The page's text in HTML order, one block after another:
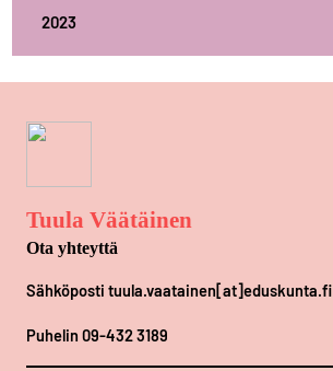
2023
Tuula Väätäinen
Ota yhteyttä
Sähköposti tuula.vaatainen[at]eduskunta.fi
Puhelin 09-432 3189